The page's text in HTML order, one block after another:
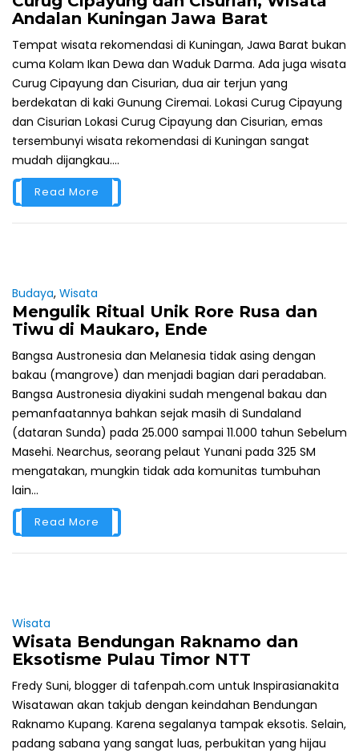
Andalan Kuningan Jawa Barat
Tempat wisata rekomendasi di Kuningan, Jawa Barat bukan
cuma Kolam Ikan Dewa dan Waduk Darma. Ada juga wisata
Curug Cipayung dan Cisurian, dua air terjun yang
berdekatan di kaki Gunung Ciremai. Lokasi Curug Cipayung
dan Cisurian Lokasi Curug Cipayung dan Cisurian, emas
tersembunyi wisata rekomendasi di Kuningan sangat
mudah dijangkau....
Read More
Budaya, Wisata
Mengulik Ritual Unik Rore Rusa dan
Tiwu di Maukaro, Ende
Bangsa Austronesia dan Melanesia tidak asing dengan
bakau (mangrove) dan menjadi bagian dari peradaban.
Bangsa Austronesia diyakini sudah mengenal bakau dan
pemanfaatannya bahkan sejak masih di Sundaland
(dataran Sunda) pada 25.000 sampai 11.000 tahun Sebelum
Masehi. Nearchus, seorang pelaut Yunani pada 325 SM
mengatakan, mungkin tidak ada komunitas tumbuhan
lain...
Read More
Wisata
Wisata Bendungan Raknamo dan
Eksotisme Pulau Timor NTT
Fredy Suni, blogger di tafenpah.com untuk Inspirasianakita
Wisatawan akan takjub dengan keindahan Bendungan
Raknamo Kupang. Karena segalanya tampak eksotis. Selain,
padang sabana yang sangat luas, perbukitan yang hijau